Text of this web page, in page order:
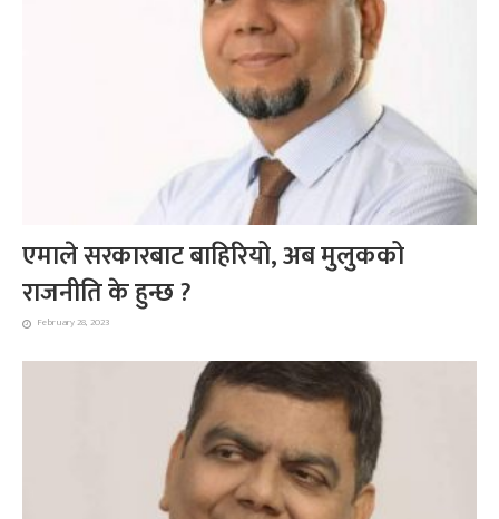
एमाले सरकारबाट बाहिरियो, अब मुलुकको
राजनीति के हुन्छ ?
February 28, 2023